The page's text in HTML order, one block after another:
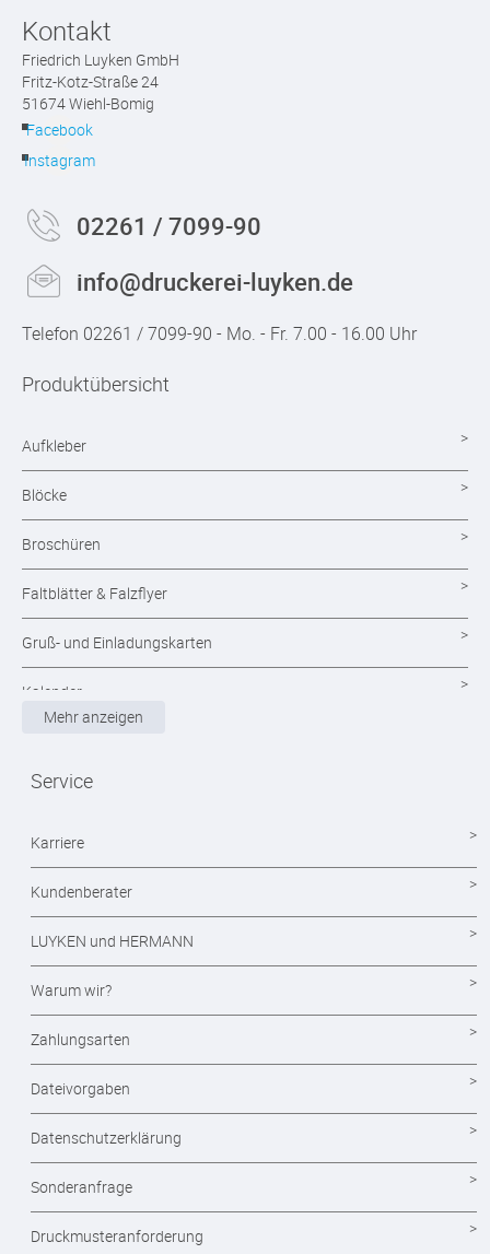
Kontakt
Friedrich Luyken GmbH
Fritz-Kotz-Straße 24
51674 Wiehl-Bomig
Facebook
Instagram
02261 / 7099-90
info@druckerei-luyken.de
Telefon 02261 / 7099-90 - Mo. - Fr. 7.00 - 16.00 Uhr
Produktübersicht
Aufkleber
Blöcke
Broschüren
Faltblätter & Falzflyer
Gruß- und Einladungskarten
Kalender
Mappen drucken
Notizblöcke
Durchschreibesätze
Formulare - Formularsätze
Endlosformulare
Briefpapier
Briefumschläge
Visitenkarten drucken
Eintrittskarten
Flyer
Mehr anzeigen
Service
Karriere
Kundenberater
LUYKEN und HERMANN
Warum wir?
Zahlungsarten
Dateivorgaben
Datenschutzerklärung
Sonderanfrage
Druckmusteranforderung